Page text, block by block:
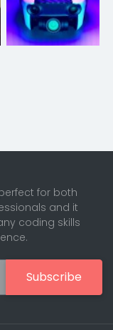
for both
and it
coding skills
Subscribe